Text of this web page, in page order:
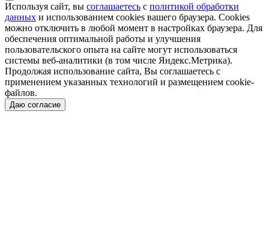
Используя сайт, вы соглашаетесь с политикой обработки
данных и использованием cookies вашего браузера. Cookies
можно отключить в любой момент в настройках браузера. Для
обеспечения оптимальной работы и улучшения
пользовательского опыта на сайте могут использоваться
системы веб-аналитики (в том числе Яндекс.Метрика).
Продолжая использование сайта, Вы соглашаетесь с
применением указанных технологий и размещением cookie-
файлов.
Даю согласие